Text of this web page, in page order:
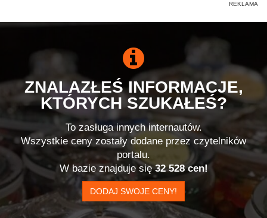
ZNALAZŁEŚ INFORMACJE,
KTÓRYCH SZUKAŁEŚ?
To zasługa innych internautów.
Wszystkie ceny zostały dodane przez czytelników
portalu.
W bazie znajduje się32 528 cen!
DODAJ SWOJE CENY!